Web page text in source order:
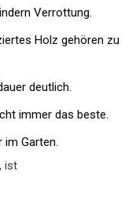
Verrottung.
Holz gehören zu
deutlich.
immer das beste.
im Garten.
ist